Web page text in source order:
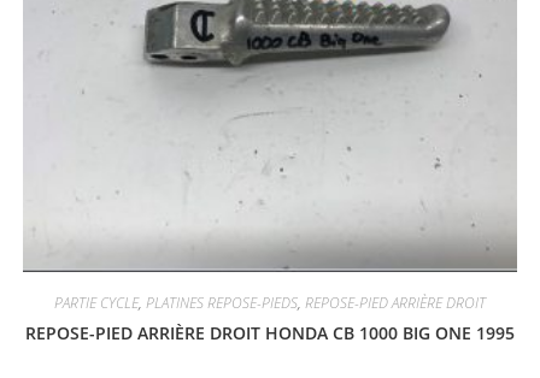
PARTIE CYCLE, PLATINES REPOSE-PIEDS, REPOSE-PIED ARRIÈRE DROIT
REPOSE-PIED ARRIÈRE DROIT HONDA CB 1000 BIG ONE 1995